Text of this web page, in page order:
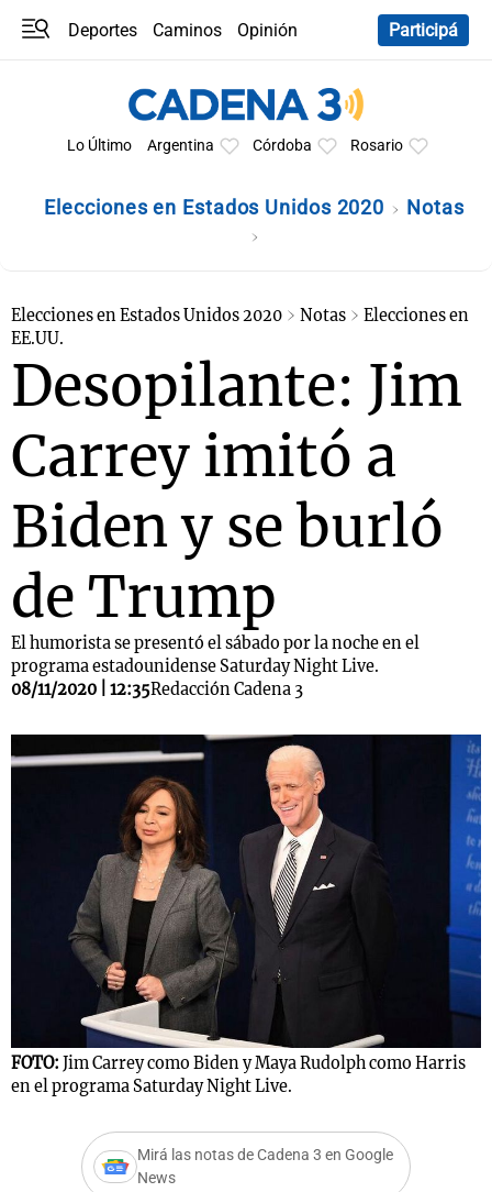
Deportes Caminos
Opinión
Participá
Lo Último Argentina Córdoba Rosario
Elecciones en Estados Unidos 2020 Notas
Elecciones en Estados Unidos 2020 Notas
Elecciones en
EE.UU.
Desopilante: Jim
Carrey imitó a
Biden y se burló
de Trump
El humorista se presentó el sábado por la noche en el
programa estadounidense Saturday Night Live.
08/11/2020 | 12:35Redacción Cadena 3
FOTO: Jim Carrey como Biden y Maya Rudolph como Harris
en el programa Saturday Night Live.
Mirá las notas de Cadena 3 en Google
News
Mundial 2026
Notas
La Sole en
Cadena 3